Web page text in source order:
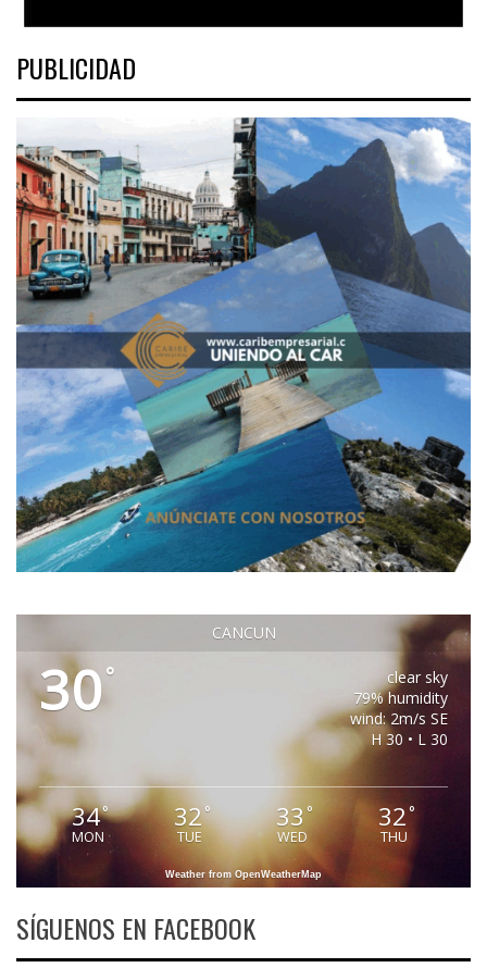
PUBLICIDAD
CANCUN
30°
clear sky
79% humidity
wind: 2m/s SE
H 30 • L 30
34°
MON
32°
TUE
33 °
WED
32°
THU
Weather from OpenWeatherMap
SÍGUENOS EN FACEBOOK